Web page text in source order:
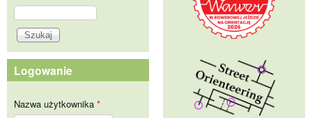
Formularz wyszukiwania
Szukaj
Logowanie
Nazwa użytkownika *